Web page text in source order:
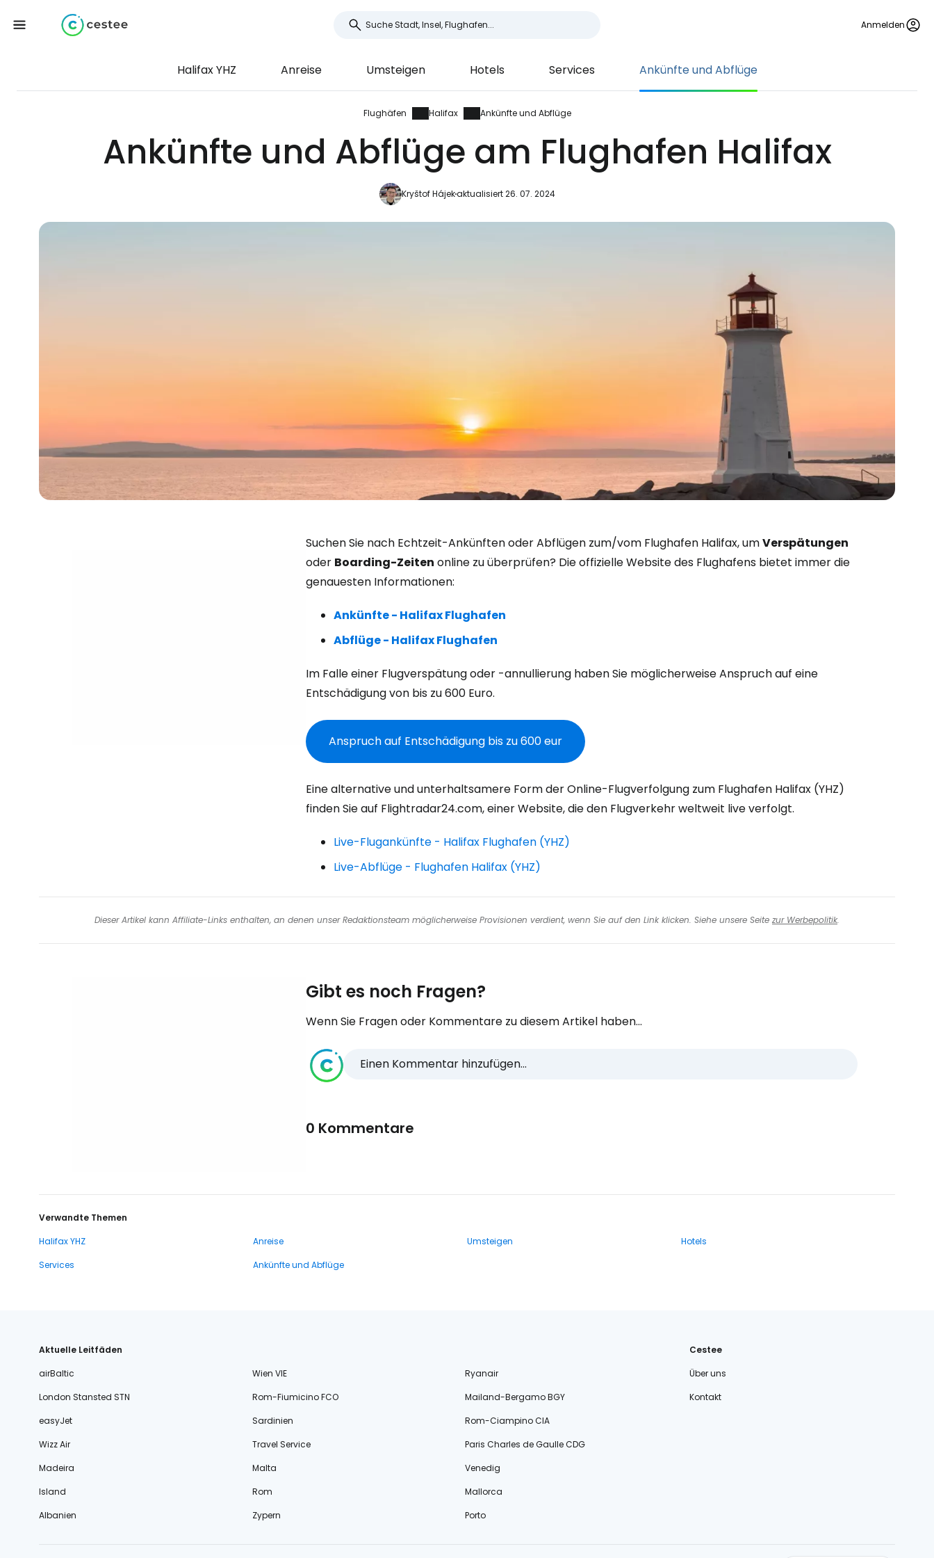
Anmelden
Halifax YHZ Anreise Umsteigen Hotels Services Ankünfte und Abflüge
Flughäfen Halifax Ankünfte und Abflüge
Ankünfte und Abflüge am Flughafen Halifax
Kryštof Hájekaktualisiert 26. 07. 2024
Suchen Sie nach Echtzeit-Ankünften oder Abflügen zum/vom Flughafen Halifax, umVerspätungen
oder Boarding-Zeiten online zu überprüfen? Die offizielle Website des Flughafens bietet immer die
genauesten Informationen:
Ankünfte - Halifax Flughafen
Abflüge - Halifax Flughafen
Im Falle einer Flugverspätung oder -annullierung haben Sie möglicherweise Anspruch auf eine
Entschädigung von bis zu 600 Euro.
Anspruch auf Entschädigung bis zu 600 eur
Eine alternative und unterhaltsamere Form der Online-Flugverfolgung zum Flughafen Halifax (YHZ)
finden Sie auf Flightradar24.com, einer Website, die den Flugverkehr weltweit live verfolgt.
Live-Flugankünfte - Halifax Flughafen (YHZ)
Live-Abflüge - Flughafen Halifax (YHZ)
Dieser Artikel kann Affiliate-Links enthalten, an denen unser Redaktionsteam möglicherweise Provisionen verdient, wenn Sie auf den Link klicken. Siehe unsere Seite zur Werbepolitik.
Gibt es noch Fragen?
Wenn Sie Fragen oder Kommentare zu diesem Artikel haben...
Einen Kommentar hinzufügen...
0 Kommentare
Verwandte Themen
Halifax YHZ
Anreise Umsteigen
Hotels
Services
Ankünfte und Abflüge
Aktuelle Leitfäden
airBaltic
Wien VIE
Ryanair
London Stansted STN
Rom-Fiumicino FCO
Mailand-Bergamo BGY
easyJet
Sardinien
Rom-Ciampino CIA
Wizz Air
Travel Service
Paris Charles de Gaulle CDG
Madeira
Malta
Venedig
Island
Rom
Mallorca
Albanien
Zypern Porto
Cestee
Über uns
Kontakt
Anmeldung bei Cestee
... die weltweite Reise-Community